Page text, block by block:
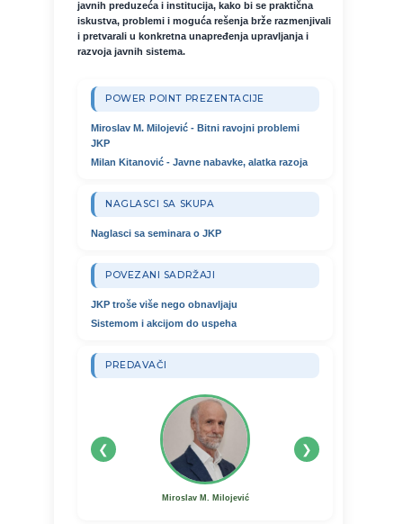
javnih preduzeća i institucija, kako bi se praktična
iskustva, problemi i moguća rešenja brže razmenjivali
i pretvarali u konkretna unapređenja upravljanja i
razvoja javnih sistema.
POWER POINT PREZENTACIJE
Miroslav M. Milojević - Bitni ravojni problemi
JKP
Milan Kitanović - Javne nabavke, alatka razoja
NAGLASCI SA SKUPA
Naglasci sa seminara o JKP
POVEZANI SADRŽAJI
JKP troše više nego obnavljaju
Sistemom i akcijom do uspeha
PREDAVAČI
❮
Miroslav M. Milojević
❯